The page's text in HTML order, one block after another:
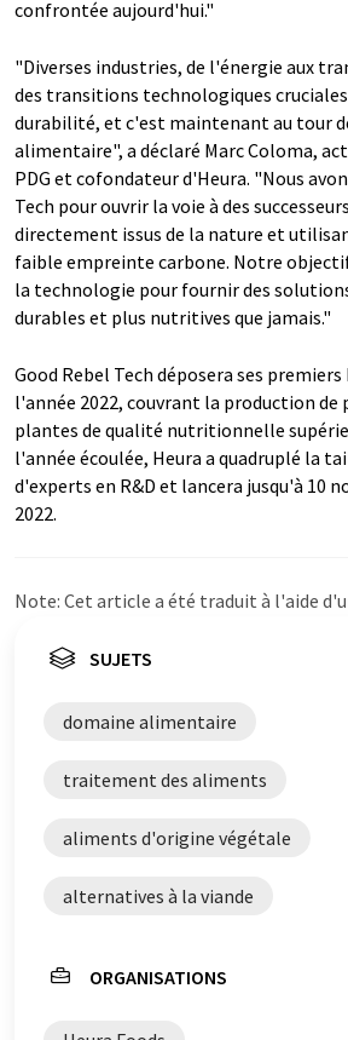
confrontée aujourd'hui."
"Diverses industries, de l'énergie aux
des transitions technologiques
durabilité, et c'est maintenant au tour
alimentaire", a déclaré Marc Coloma,
PDG et cofondateur d'Heura. "Nous
Tech pour ouvrir la voie à des
directement issus de la nature et
faible empreinte carbone. Notre
la technologie pour fournir des
durables et plus nutritives que jamais."
Good Rebel Tech déposera ses premiers
l'année 2022, couvrant la production de
plantes de qualité nutritionnelle
l'année écoulée, Heura a quadruplé la
d'experts en R&D et lancera jusqu'à 10
2022.
Note: Cet article a été traduit à l'aide
propose ces traductions automatiques
été traduit avec traduction
de grammaire. L'article original dans
SUJETS
domaine alimentaire
traitement des aliments
aliments d'origine végétale
alternatives à la viande
ORGANISATIONS